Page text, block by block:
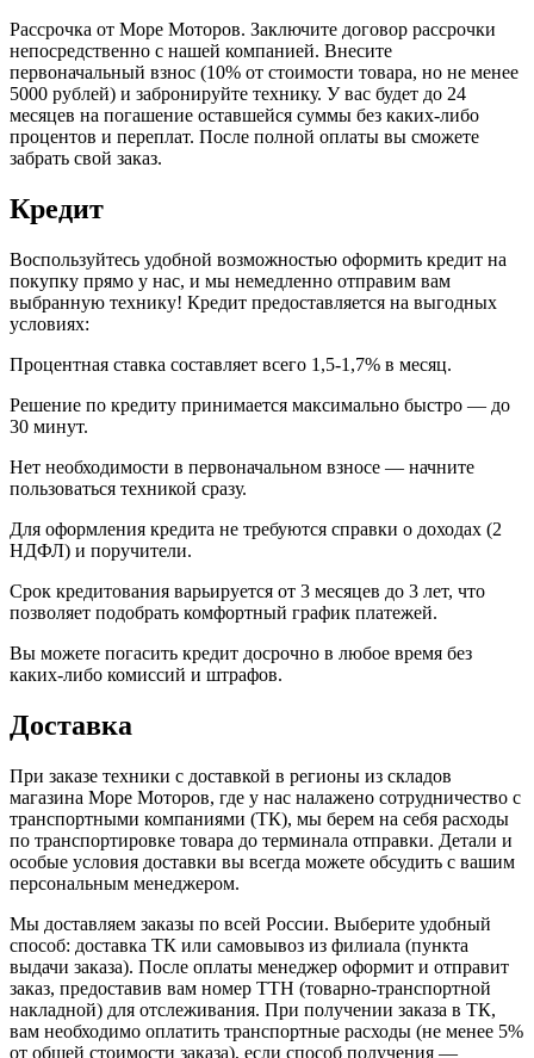
Рассрочка от Море Моторов. Заключите договор рассрочки
непосредственно с нашей компанией. Внесите
первоначальный взнос (10% от стоимости товара, но не менее
5000 рублей) и забронируйте технику. У вас будет до 24
месяцев на погашение оставшейся суммы без каких-либо
процентов и переплат. После полной оплаты вы сможете
забрать свой заказ.
Кредит
Воспользуйтесь удобной возможностью оформить кредит на
покупку прямо у нас, и мы немедленно отправим вам
выбранную технику! Кредит предоставляется на выгодных
условиях:
Процентная ставка составляет всего 1,5-1,7% в месяц.
Решение по кредиту принимается максимально быстро — до
30 минут.
Нет необходимости в первоначальном взносе — начните
пользоваться техникой сразу.
Для оформления кредита не требуются справки о доходах (2
НДФЛ) и поручители.
Срок кредитования варьируется от 3 месяцев до 3 лет, что
позволяет подобрать комфортный график платежей.
Вы можете погасить кредит досрочно в любое время без
каких-либо комиссий и штрафов.
Доставка
При заказе техники с доставкой в регионы из складов
магазина Море Моторов, где у нас налажено сотрудничество с
транспортными компаниями (ТК), мы берем на себя расходы
по транспортировке товара до терминала отправки. Детали и
особые условия доставки вы всегда можете обсудить с вашим
персональным менеджером.
Мы доставляем заказы по всей России. Выберите удобный
способ: доставка ТК или самовывоз из филиала (пункта
выдачи заказа). После оплаты менеджер оформит и отправит
заказ, предоставив вам номер ТТН (товарно-транспортной
накладной) для отслеживания. При получении заказа в ТК,
вам необходимо оплатить транспортные расходы (не менее 5%
от общей стоимости заказа), если способ получения —